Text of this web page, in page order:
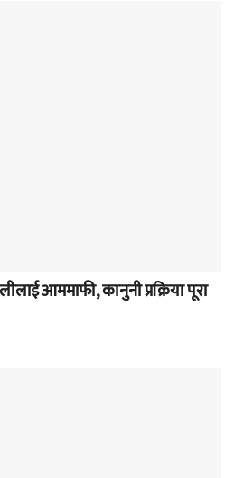
आममाफी, कानुनी प्रक्रिया पूरा